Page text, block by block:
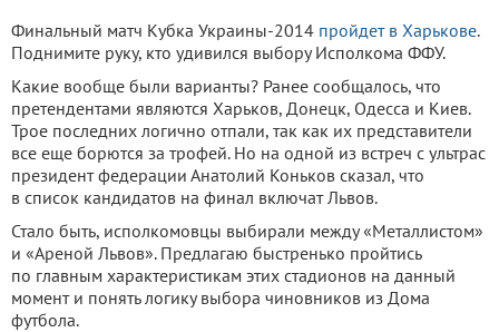
Финальный матч Кубка Украины-2014 пройдет в Харькове.
Поднимите руку, кто удивился выбору Исполкома ФФУ.
Какие вообще были варианты? Ранее сообщалось, что
претендентами являются Харьков, Донецк, Одесса и Киев.
Трое последних логично отпали, так как их представители
все еще борются за трофей. Но на одной из встреч с ультрас
президент федерации Анатолий Коньков сказал, что
в список кандидатов на финал включат Львов.
Стало быть, исполкомовцы выбирали между «Металлистом»
и «Ареной Львов». Предлагаю быстренько пройтись
по главным характеристикам этих стадионов на данный
момент и понять логику выбора чиновников из Дома
футбола.